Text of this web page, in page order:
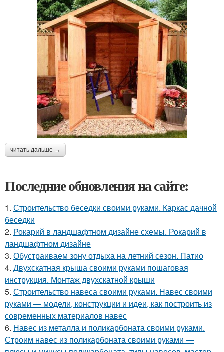
читать дальше →
Последние обновления на сайте:
1. Строительство беседки своими руками. Каркас дачной
беседки
2. Рокарий в ландшафтном дизайне схемы. Рокарий в
ландшафтном дизайне
3. Обустраиваем зону отдыха на летний сезон. Патио
4. Двухскатная крыша своими руками пошаговая
инструкция. Монтаж двухскатной крыши
5. Строительство навеса своими руками. Навес своими
руками — модели, конструкции и идеи, как построить из
современных материалов навес
6. Навес из металла и поликарбоната своими руками.
Строим навес из поликарбоната своими руками —